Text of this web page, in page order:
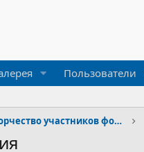
Пользователи
Литературное творчество участников форума